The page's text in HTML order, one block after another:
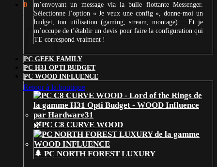
0
Panier
Votre panier est vide.
Retour à la boutique
m’envoyant un message via la bulle flottante Messenger.
Sélectionne l’option « Je veux une config », donne-moi un
budget, ton utilisation (gaming, stream, montage)… Et je
m’occupe de t’établir un devis pour faire la configuration qui
TE correspond vraiment !
PC GEEK FAMILY
PC H31 OPTI BUDGET
PC WOOD INFLUENCE
🌿PC C8 CURVE WOOD
🌲 PC NORTH FOREST LUXURY